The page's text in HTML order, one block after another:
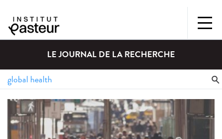
LE JOURNAL DE LA RECHERCHE